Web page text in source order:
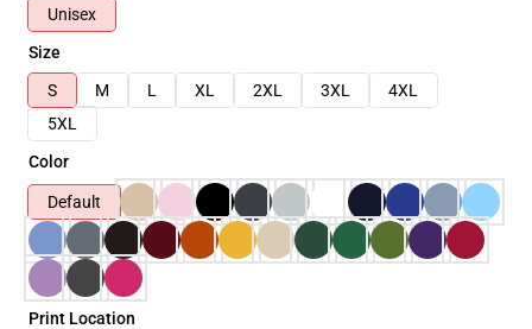
Unisex
Size
S
M L XL 2XL 3XL
4XL
5XL
Color
Default
Print Location